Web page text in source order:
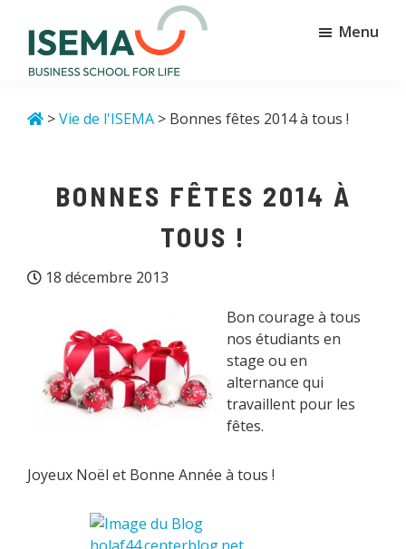
contenu
principal
pied
school
for
Menu
>Vie de l'ISEMA > Bonnes fêtes 2014 à tous !
BONNES FÊTES 2014 À
TOUS !
18 décembre 2013
Bon courage à tous
nos étudiants en
stage ou en
alternance qui
travaillent pour les
fêtes.
Joyeux Noël et Bonne Année à tous !